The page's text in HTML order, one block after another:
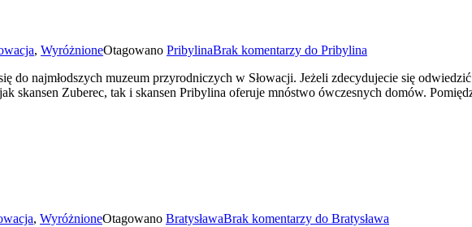
, WyróżnioneOtagowano PribylinaBrak komentarzy do Pribylina
do najmłodszych muzeum przyrodniczych w Słowacji. Jeżeli zdecydujecie się
skansen Zuberec, tak i skansen Pribylina oferuje mnóstwo ówczesnych domów.
, WyróżnioneOtagowano BratysławaBrak komentarzy do Bratysława